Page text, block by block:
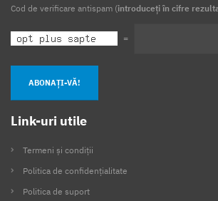
Cod de verificare antispam (introduceți în cifre
=
ABONAȚI-VĂ!
Link-uri utile
Termeni și condiții
Politica de confidențialitate
Politica de suport